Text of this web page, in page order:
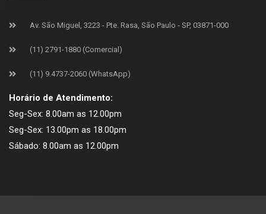
Av. São Miguel, 3223 - Pte. Rasa, São Paulo - SP, 03871-000
(11) 2791-1880 (Comercial)
(11) 9.4737-2060 (WhatsApp)
Horário de Atendimento:
Seg-Sex: 8.00am as 12.00pm
Seg-Sex: 13.00pm as 18.00pm
Sábado: 8.00am as 12.00pm